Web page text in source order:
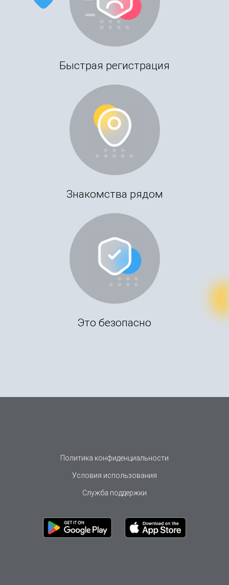
Быстрая регистрация
Знакомства рядом
Это безопасно
Политика конфиденциальности
Условия использования
Служба поддержки